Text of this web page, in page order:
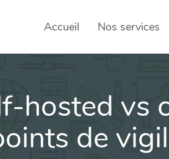
Accueil Nos services
SEO
hosted vs
de